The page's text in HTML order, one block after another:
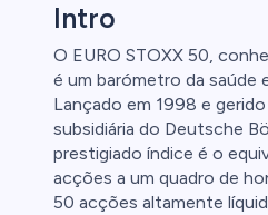
Intro
O EURO STOXX 50,
é um barómetro da saúde
Lançado em 1998 e gerido
subsidiária do Deutsche
prestigiado índice é o
acções a um quadro de
50 acções altamente
de